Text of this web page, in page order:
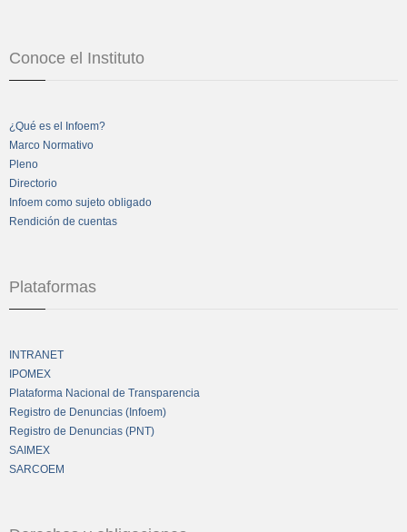
Conoce el Instituto
¿Qué es el Infoem?
Marco Normativo
Pleno
Directorio
Infoem como sujeto obligado
Rendición de cuentas
Plataformas
INTRANET
IPOMEX
Plataforma Nacional de Transparencia
Registro de Denuncias (Infoem)
Registro de Denuncias (PNT)
SAIMEX
SARCOEM